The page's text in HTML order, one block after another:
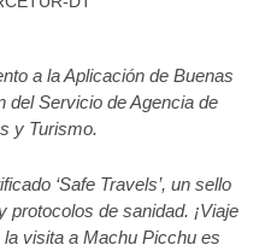
a la Aplicación de Buenas
del Servicio de Agencia de
y Turismo.
‘Safe Travels’, un sello
protocolos de sanidad. ¡Viaje
visita a Machu Picchu es